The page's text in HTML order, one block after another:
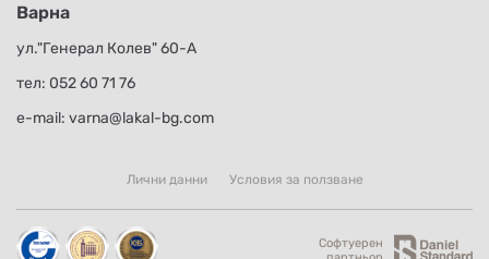
Варна
ул."Генерал Колев" 60-А
тел: 052 60 71 76
е-mail: varna@lakal-bg.com
Лични данни Условия за ползване
Софтуерен